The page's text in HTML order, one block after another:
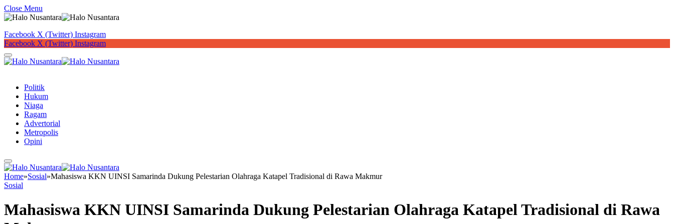
Close Menu
Facebook X (Twitter) Instagram
Facebook X (Twitter) Instagram
Politik
Hukum
Niaga
Ragam
Advertorial
Metropolis
Opini
Home»Sosial»Mahasiswa KKN UINSI Samarinda Dukung Pelestarian Olahraga Katapel Tradisional di Rawa Makmur
Sosial
Mahasiswa KKN UINSI Samarinda Dukung Pelestarian Olahraga Katapel Tradisional di Rawa